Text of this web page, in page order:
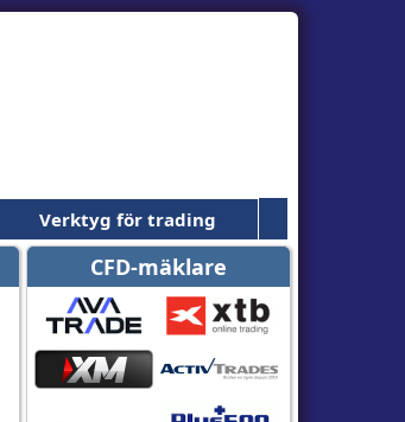
Verktyg för trading
CFD-mäklare